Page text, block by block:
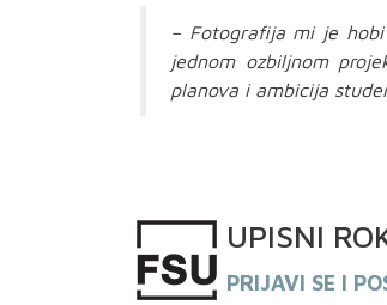
– Fotografija mi je
jednom ozbiljnom
planova i ambicija
UPISNI
PRIJAVI SE I